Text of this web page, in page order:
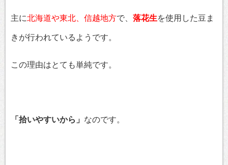
主に北海道や東北、信越地方で、 落花生を使用した豆ま
きが行われているようです。
この理由はとても単純です。
「拾いやすいから」 なのです。